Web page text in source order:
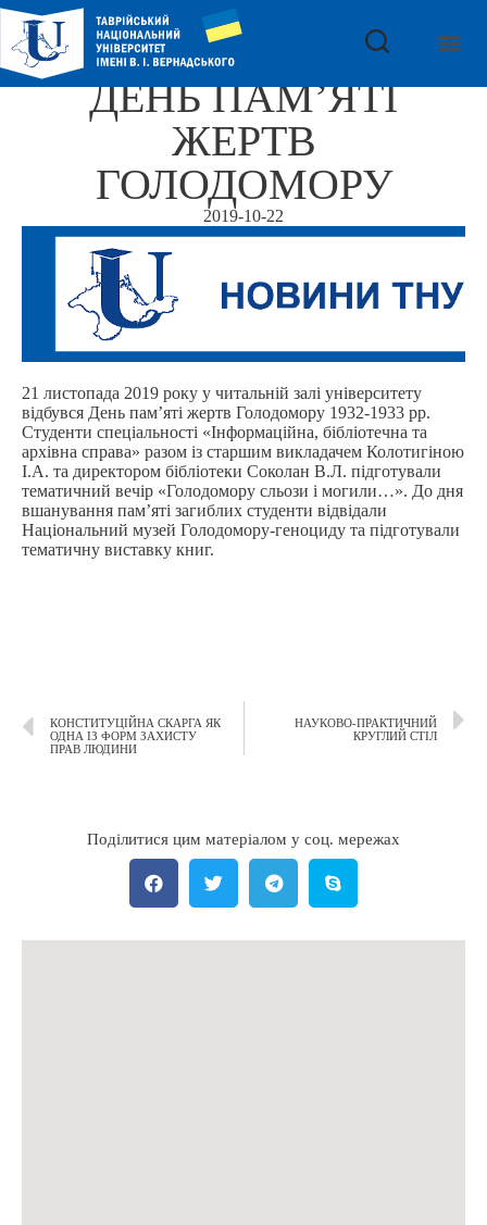
ДЕНЬ ПАМ’ЯТІ
ЖЕРТВ
ГОЛОДОМОРУ
2019-10-22
21 листопада 2019 року у читальній залі університету
відбувся День пам’яті жертв Голодомору 1932-1933 рр.
Студенти спеціальності «Інформаційна, бібліотечна та
архівна справа» разом із старшим викладачем Колотигіною
І.А. та директором бібліотеки Соколан В.Л. підготували
тематичний вечір «Голодомору сльози і могили…». До дня
вшанування пам’яті загиблих студенти відвідали
Національний музей Голодомору-геноциду та підготували
тематичну виставку книг.
КОНСТИТУЦІЙНА СКАРГА ЯК
ОДНА ІЗ ФОРМ ЗАХИСТУ
ПРАВ ЛЮДИНИ
НАУКОВО-ПРАКТИЧНИЙ
КРУГЛИЙ СТІЛ
Поділитися цим матеріалом у соц. мережах